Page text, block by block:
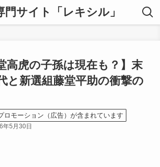
門サイト「レキシル」
高虎の子孫は現在も？】末
と新選組藤堂平助の衝撃の
ロモーション（広告）が含まれています
年5月30日